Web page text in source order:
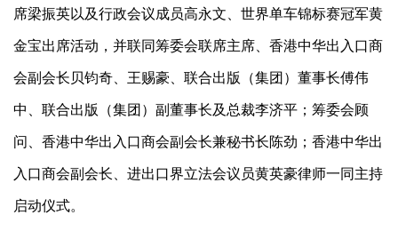
席梁振英以及行政会议成员高永文、世界单车锦标赛冠军黄
金宝出席活动，并联同筹委会联席主席、香港中华出入口商
会副会长贝钧奇、王赐豪、联合出版（集团）董事长傅伟
中、联合出版（集团）副董事长及总裁李济平；筹委会顾
问、香港中华出入口商会副会长兼秘书长陈劲；香港中华出
入口商会副会长、进出口界立法会议员黄英豪律师一同主持
启动仪式。